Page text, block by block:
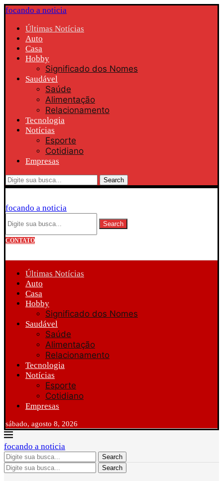
focando a noticia
Últimas Notícias
Auto
Casa
Hobby
Significado dos Nomes
Saudável
Saúde
Alimentação
Relacionamento
Tecnologia
Notícias
Esporte
Cotidiano
Empresas
Search
focando a noticia
Search
CONTATO
Últimas Notícias
Auto
Casa
Hobby
Significado dos Nomes
Saudável
Saúde
Alimentação
Relacionamento
Tecnologia
Notícias
Esporte
Cotidiano
Empresas
sábado, agosto 8, 2026
focando a noticia
Search
Search